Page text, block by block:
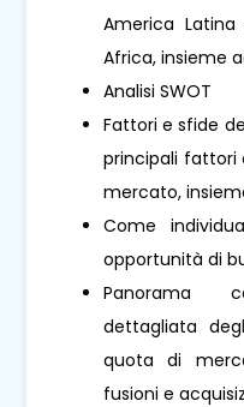
America
Africa, insieme
Analisi SWOT
Fattori e sfide
principali fattori
mercato,
Come
opportunità di
Panorama
dettagliata
quota di
fusioni e